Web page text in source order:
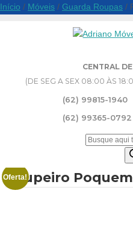
CENTRAL
(DE SEG A SEX 08:00 ÀS
(62) 99815-1940
(62) 99365-0792
Pesquisar
Início / Móveis / Guarda Roupas /
Roupeiro
Oferta!